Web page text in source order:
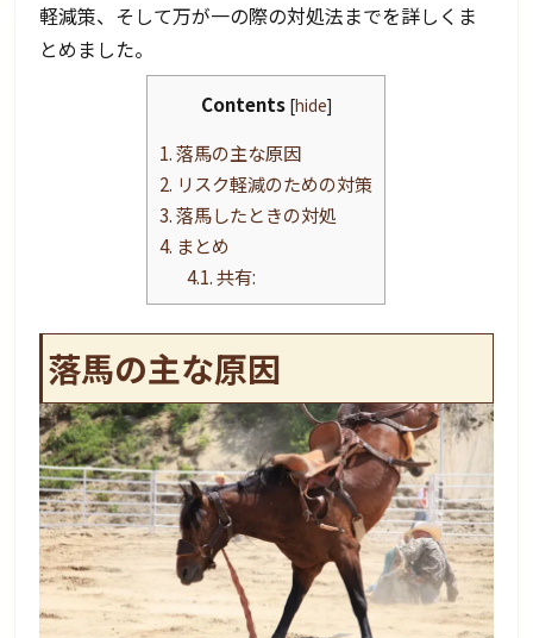
軽減策、そして万が一の際の対処法までを詳しくま
とめました。
Contents [hide]
1.落馬の主な原因
2. リスク軽減のための対策
3.落馬したときの対処
4. まとめ
4.1.共有:
落馬の主な原因